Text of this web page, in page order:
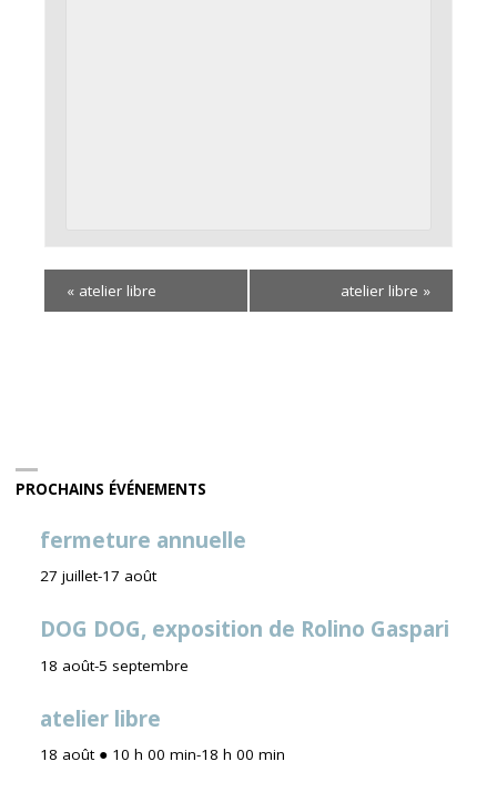
« atelier libre atelier libre »
PROCHAINS ÉVÉNEMENTS
fermeture annuelle
27 juillet-17 août
DOG DOG, exposition de Rolino Gaspari
18 août-5 septembre
atelier libre
18 août ● 10 h 00 min-18 h 00 min